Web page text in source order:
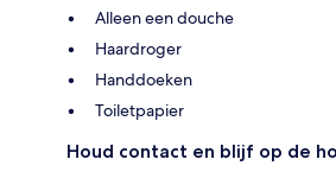
Alleen een douche
Haardroger
Handdoeken
Toiletpapier
Houd contact en blijf op de